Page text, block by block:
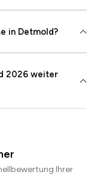
in Detmold?
2026 weiter
Ihrer